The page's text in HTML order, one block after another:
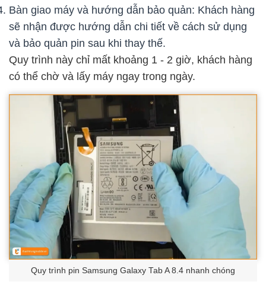
Bàn giao máy và hướng dẫn bảo quản: Khách hàng
sẽ nhận được hướng dẫn chi tiết về cách sử dụng
và bảo quản pin sau khi thay thế.
Quy trình này chỉ mất khoảng 1 - 2 giờ, khách hàng
có thể chờ và lấy máy ngay trong ngày.
Quy trình pin Samsung Galaxy Tab A 8.4 nhanh chóng